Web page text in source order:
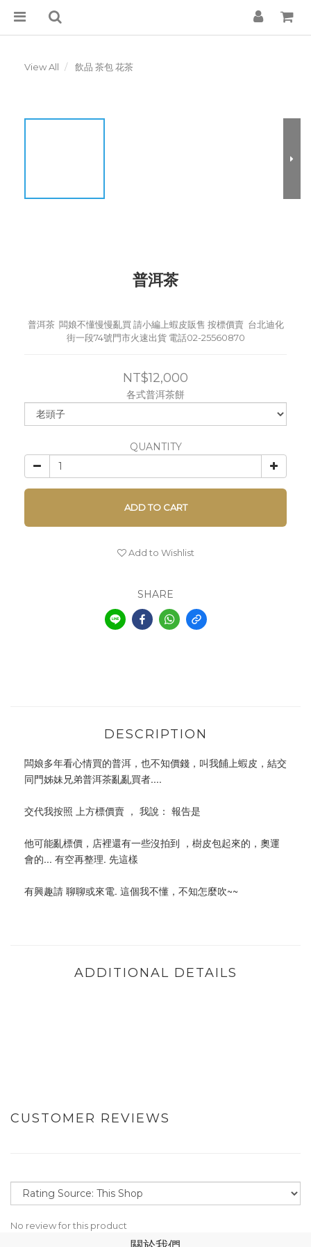
View All 飲品 茶包 花茶
普洱茶
普洱茶  闆娘不懂慢慢亂買 請小編上蝦皮販售 按標價賣  台北迪化
街一段74號門市火速出貨 電話02-25560870
NT$12,000
各式普洱茶餅
QUANTITY
ADD TO CART
Add to Wishlist
SHARE
DESCRIPTION
闆娘多年看心情買的普洱，也不知價錢，叫我餔上蝦皮，結交
同門姊妹兄弟普洱茶亂亂買者....
交代我按照 上方標價賣 ， 我說： 報告是
他可能亂標價，店裡還有一些沒拍到 ，樹皮包起來的，奧運
會的... 有空再整理. 先這樣
有興趣請 聊聊或來電. 這個我不懂，不知怎麼吹~~
ADDITIONAL DETAILS
CUSTOMER REVIEWS
No review for this product